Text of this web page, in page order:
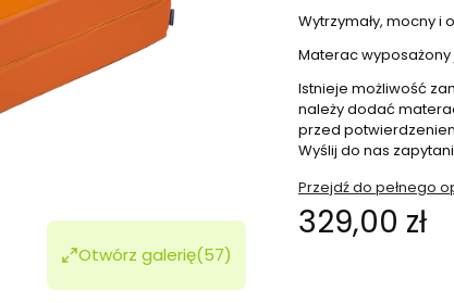
Otwórz galerię(57)
Wytrzymały, mocny i
Materac
Istnieje możliwość
należy dodać
przed
Wyślij do nas
Przejdź do pełnego
Cena
329,00 zł